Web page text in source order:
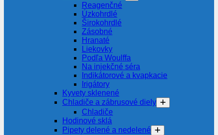
Reagenčné
Úzkohrdlé
Širokohrdlé
Zásobné
Hranaté
Liekovky
Podľa Woulffa
Na injekčné séra
Indikátorové a kvapkacie
Irigátory
Kyvety sklenené
Chladiče a zábrusové diely
Chladiče
Hodinové sklá
Pipety delené a nedelené